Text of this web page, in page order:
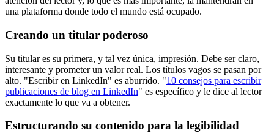
una plataforma donde todo el mundo está ocupado.
Creando un titular poderoso
Su titular es su primera, y tal vez única, impresión. Debe ser claro,
interesante y prometer un valor real. Los títulos vagos se pasan por
alto. "Escribir en LinkedIn" es aburrido. "10 consejos para escribir
publicaciones de blog en LinkedIn" es específico y le dice al lector
exactamente lo que va a obtener.
Estructurando su contenido para la legibilidad